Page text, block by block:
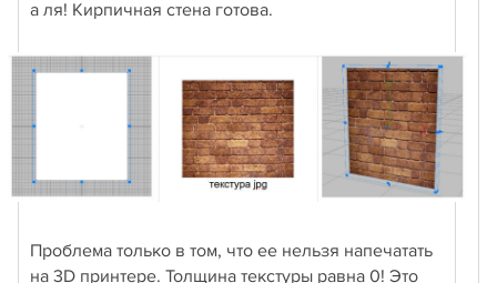
а ля! Кирпичная стена готова.
Проблема только в том, что ее нельзя напечатать
на 3D принтере. Толщина текстуры равна 0! Это